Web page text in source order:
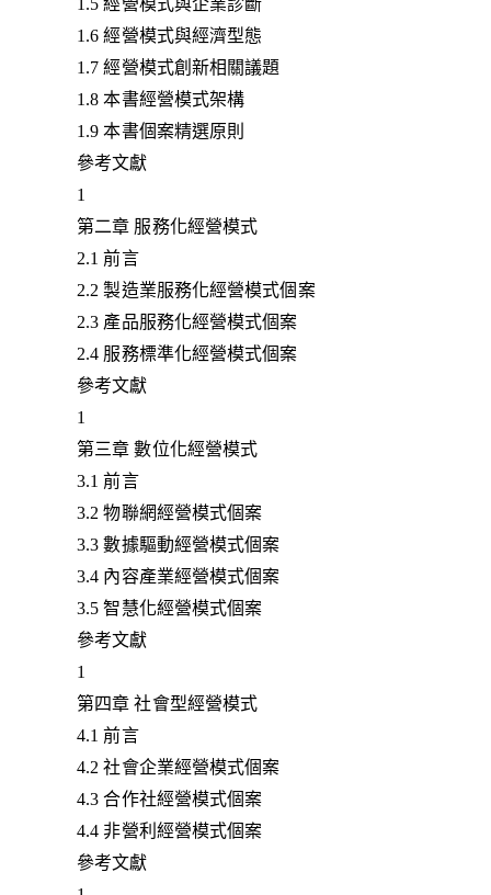
1.6 經營模式與經濟型態
1.7 經營模式創新相關議題
1.8 本書經營模式架構
1.9 本書個案精選原則
參考文獻
1
第二章 服務化經營模式
2.1 前言
2.2 製造業服務化經營模式個案
2.3 產品服務化經營模式個案
2.4 服務標準化經營模式個案
參考文獻
1
第三章 數位化經營模式
3.1 前言
3.2 物聯網經營模式個案
3.3 數據驅動經營模式個案
3.4 內容產業經營模式個案
3.5 智慧化經營模式個案
參考文獻
1
第四章 社會型經營模式
4.1 前言
4.2 社會企業經營模式個案
4.3 合作社經營模式個案
4.4 非營利經營模式個案
參考文獻